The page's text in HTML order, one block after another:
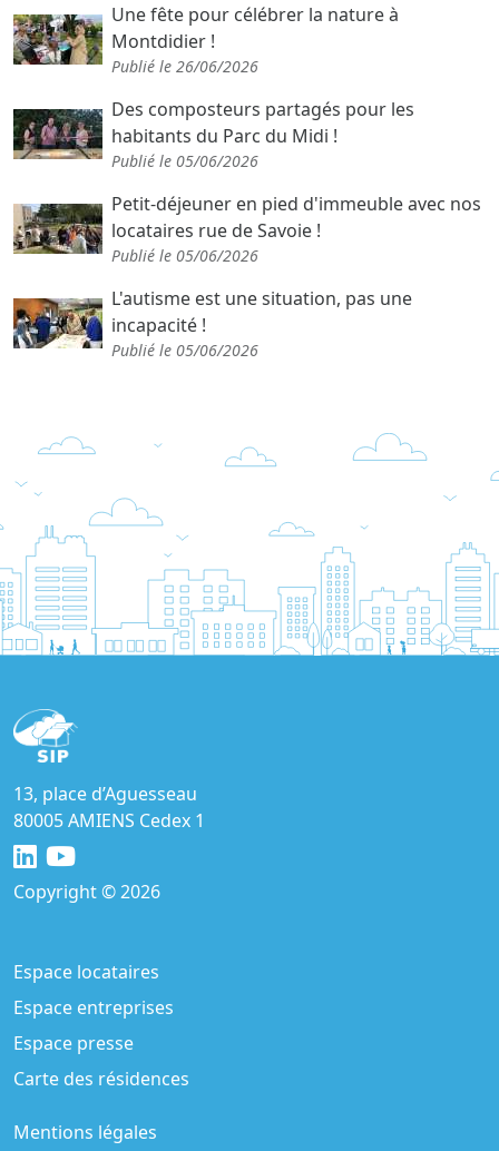
Une fête pour célébrer la nature à
Montdidier !
Publié le 26/06/2026
Des composteurs partagés pour les
habitants du Parc du Midi !
Publié le 05/06/2026
Petit-déjeuner en pied d'immeuble avec nos
locataires rue de Savoie !
Publié le 05/06/2026
L'autisme est une situation, pas une
incapacité !
Publié le 05/06/2026
13, place d’Aguesseau
80005 AMIENS Cedex 1
Copyright © 2026
Espace locataires
Espace entreprises
Espace presse
Carte des résidences
Mentions légales